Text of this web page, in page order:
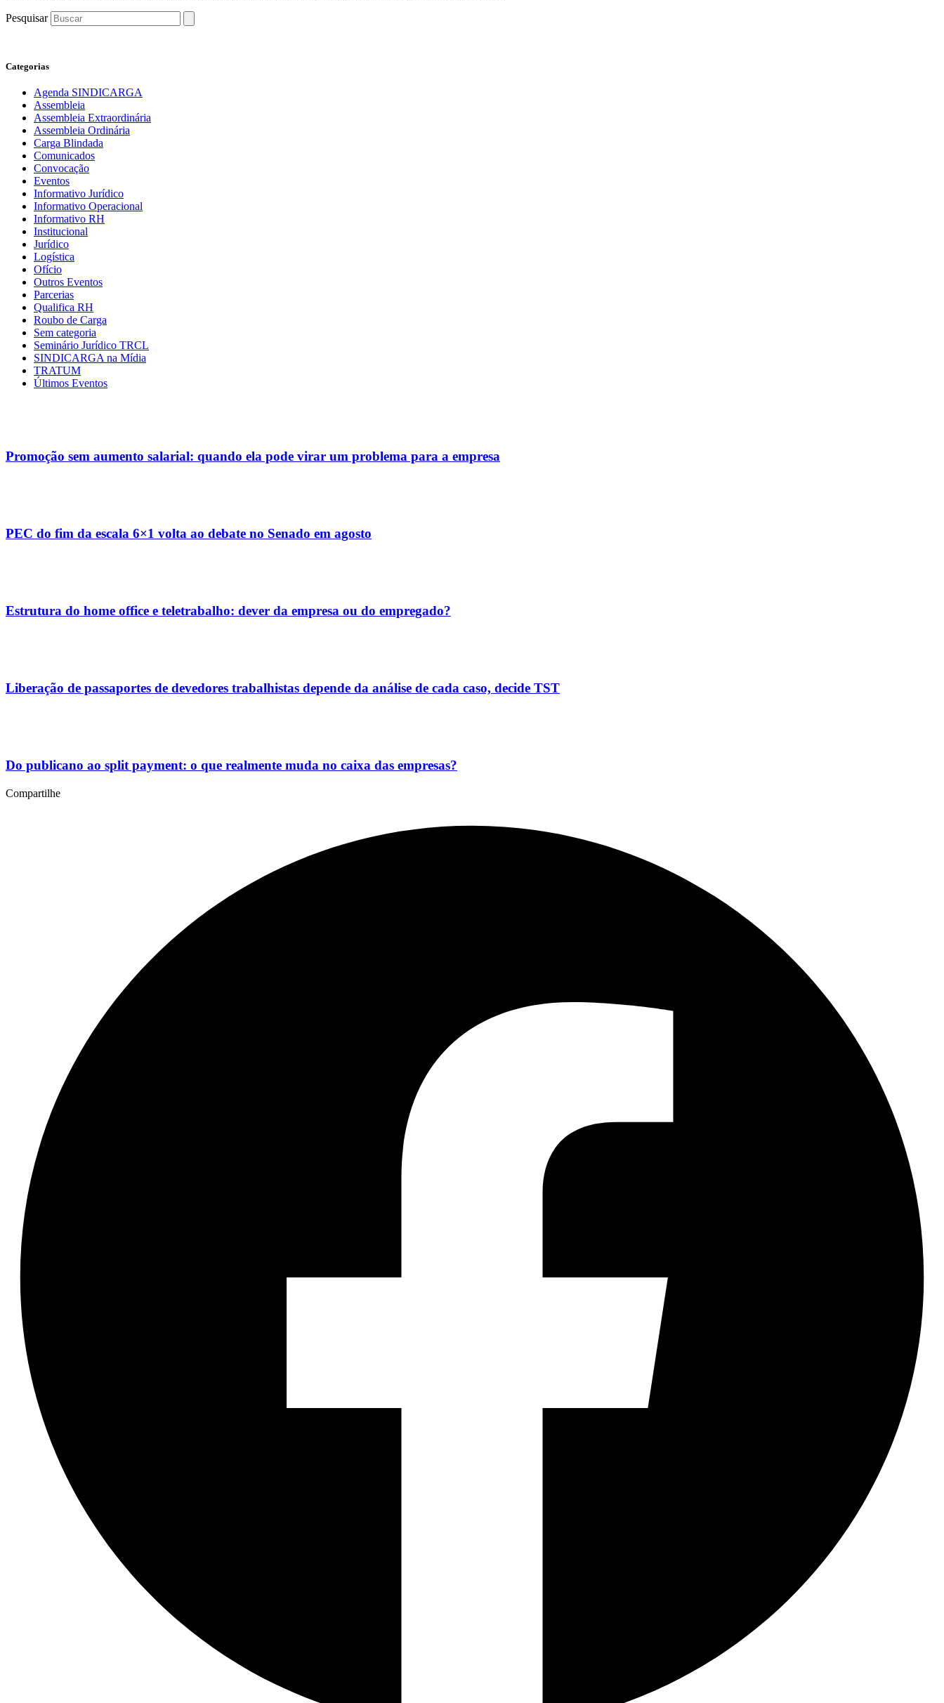
Pesquisar
Categorias
Agenda SINDICARGA
Assembleia
Assembleia Extraordinária
Assembleia Ordinária
Carga Blindada
Comunicados
Convocação
Eventos
Informativo Jurídico
Informativo Operacional
Informativo RH
Institucional
Jurídico
Logística
Ofício
Outros Eventos
Parcerias
Qualifica RH
Roubo de Carga
Sem categoria
Seminário Jurídico TRCL
SINDICARGA na Mídia
TRATUM
Últimos Eventos
Promoção sem aumento salarial: quando ela pode virar um problema para a empresa
PEC do fim da escala 6×1 volta ao debate no Senado em agosto
Estrutura do home office e teletrabalho: dever da empresa ou do empregado?
Liberação de passaportes de devedores trabalhistas depende da análise de cada caso, decide TST
Do publicano ao split payment: o que realmente muda no caixa das empresas?
Compartilhe